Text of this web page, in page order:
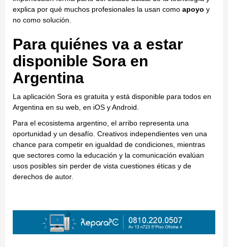
explica por qué muchos profesionales la usan como apoyo y
no como solución.
Para quiénes va a estar
disponible Sora en
Argentina
La aplicación Sora es gratuita y está disponible para todos en
Argentina en su web, en iOS y Android.
Para el ecosistema argentino, el arribo representa una
oportunidad y un desafío. Creativos independientes ven una
chance para competir en igualdad de condiciones, mientras
que sectores como la educación y la comunicación evalúan
usos posibles sin perder de vista cuestiones éticas y de
derechos de autor.